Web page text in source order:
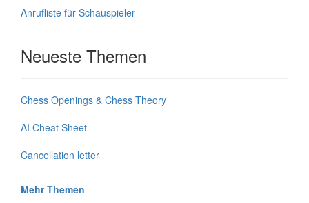
Anrufliste für Schauspieler
Neueste Themen
Chess Openings & Chess Theory
AI Cheat Sheet
Cancellation letter
Mehr Themen